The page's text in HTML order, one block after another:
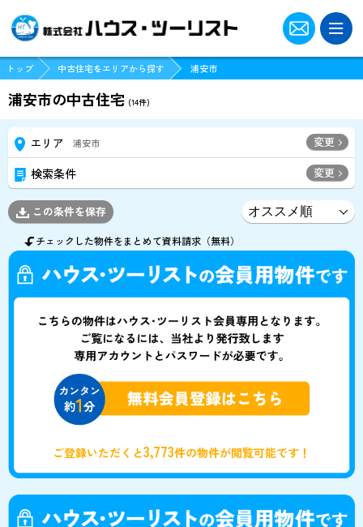
トップ 中古住宅をエリアから探す 浦安市
浦安市の中古住宅 (14件)
エリア 浦安市 変更
検索条件 変更
この条件を保存
チェックした物件をまとめて資料請求（無料）
ご登録いただくと3,773件の物件が閲覧可能です！